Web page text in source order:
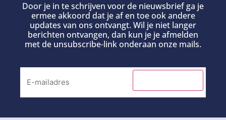
Door je in te schrijven voor de nieuwsbrief ga je
ermee akkoord dat je af en toe ook andere
updates van ons ontvangt. Wil je niet langer
berichten ontvangen, dan kun je je afmelden
met de unsubscribe-link onderaan onze mails.